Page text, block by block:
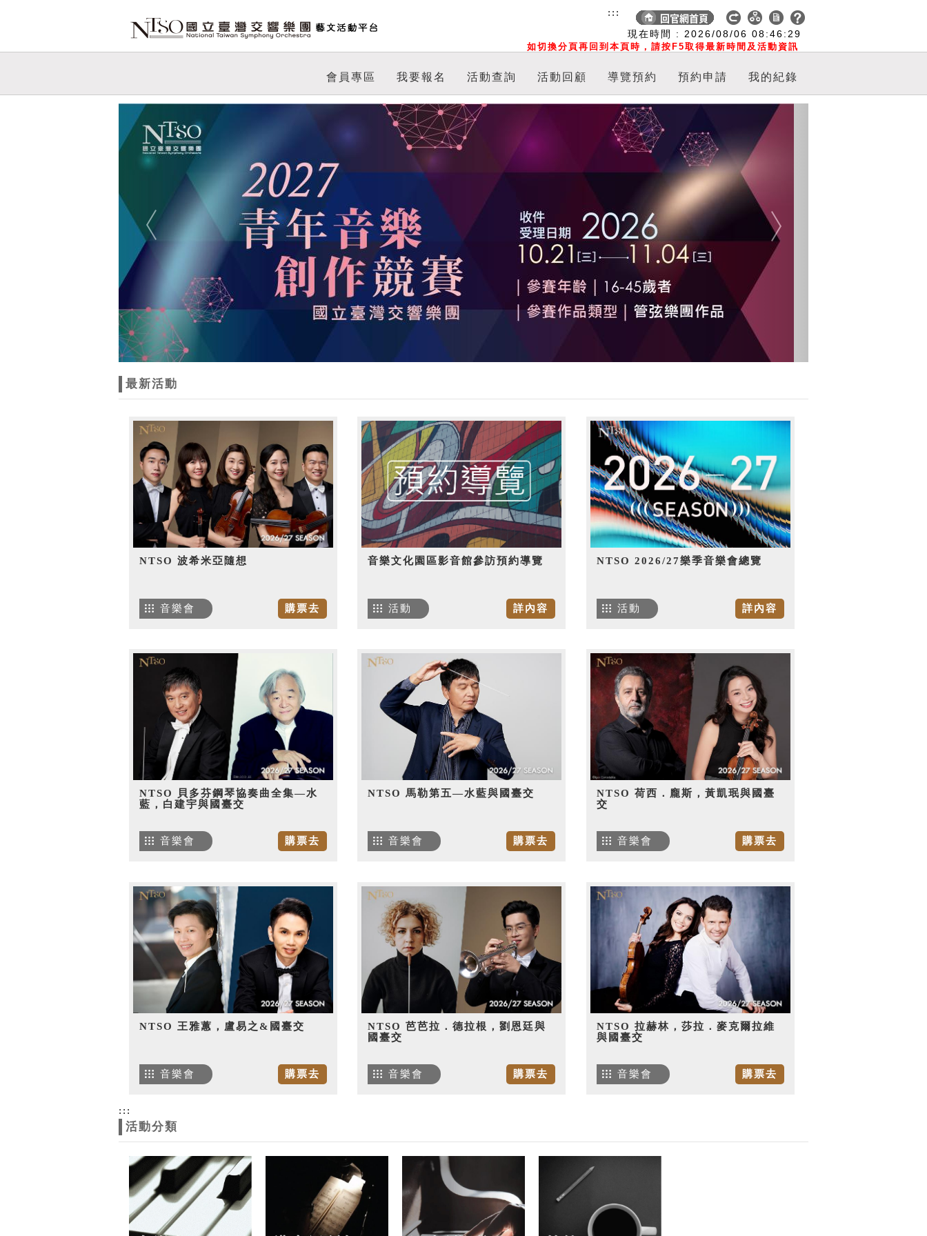
現在時間 : 2026/08/06 08:46:30
如切換分頁再回到本頁時，請按F5取得最新時間及活動資訊
:::
會員專區 我要報名 活動查詢 活動回顧 導覽預約 預約申請 我的紀錄
Previous Next
最新活動
NTSO 波希米亞隨想
購票去
音樂會
音樂文化園區影音館參訪預約導覽
詳內容
活動
NTSO 2026/27樂季音樂會總覽
詳內容
活動
NTSO 貝多芬鋼琴協奏曲全集—水
藍，白建宇與國臺交
購票去
音樂會
NTSO 馬勒第五—水藍與國臺交
購票去
音樂會
NTSO 荷西．龐斯，黃凱珉與國臺
交
購票去
音樂會
NTSO 王雅蕙，盧易之&國臺交
購票去
音樂會
NTSO 芭芭拉．德拉根，劉恩廷與
國臺交
購票去
音樂會
NTSO 拉赫林，莎拉．麥克爾拉維
與國臺交
購票去
音樂會
:::
活動分類